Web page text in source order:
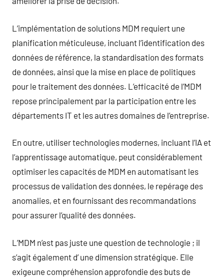
L’implémentation de solutions MDM requiert une
planification méticuleuse, incluant l’identification des
données de référence, la standardisation des formats
de données, ainsi que la mise en place de politiques
pour le traitement des données. L’efficacité de l’MDM
repose principalement par la participation entre les
départements IT et les autres domaines de l’entreprise.
En outre, utiliser technologies modernes, incluant l’IA et
l’apprentissage automatique, peut considérablement
optimiser les capacités de MDM en automatisant les
processus de validation des données, le repérage des
anomalies, et en fournissant des recommandations
pour assurer l’qualité des données.
L’MDM n’est pas juste une question de technologie ; il
s’agit également d’ une dimension stratégique. Elle
exigeune compréhension approfondie des buts de